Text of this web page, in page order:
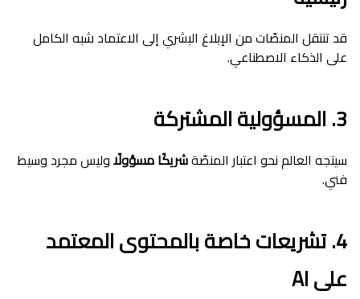
قد تنتقل المنصّات من الإبلاغ البشري إلى الاعتماد شبه الكامل
على الذكاء الاصطناعي.
3. المسؤولية المشتركة
سيتجه العالم نحو اعتبار المنصّةشريكًا مسؤولًاوليس مجرد وسيط
فني.
4. تشريعات خاصة بالمحتوى المعتمد
على AI